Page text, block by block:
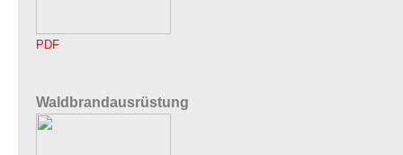
PDF
Waldbrandausrüstung